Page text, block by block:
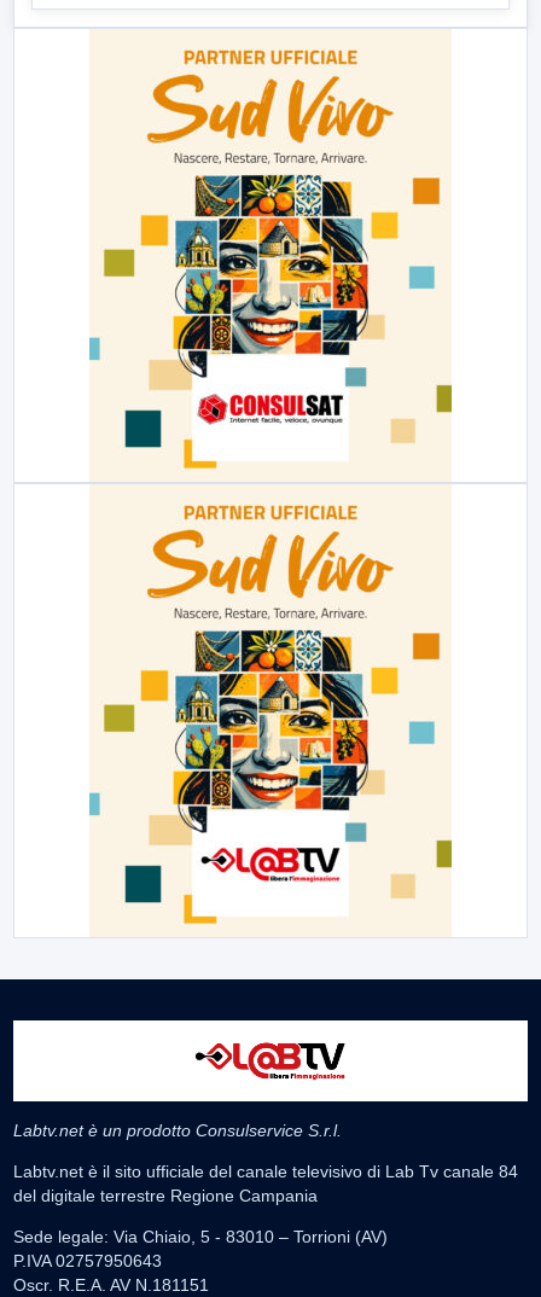
Labtv.net è un prodotto Consulservice S.r.l.
Labtv.net è il sito ufficiale del canale televisivo di Lab Tv canale 84
del digitale terrestre Regione Campania
Sede legale: Via Chiaio, 5 - 83010 – Torrioni (AV)
P.IVA 02757950643
Oscr. R.E.A. AV N.181151